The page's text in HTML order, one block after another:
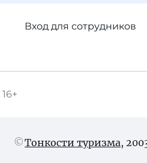
Вход для сотрудников
16+
Тонкости туризма,